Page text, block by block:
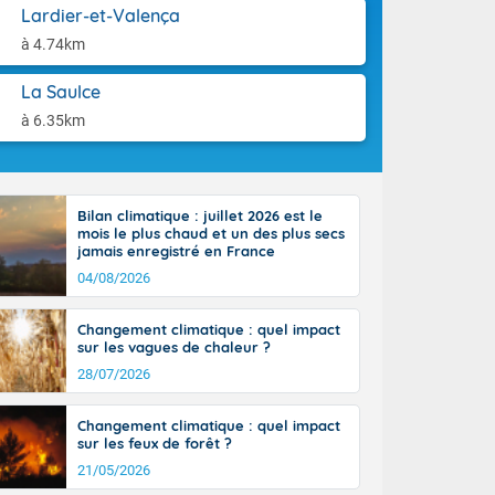
Lardier-et-Valença
à 4.74km
La Saulce
à 6.35km
moins
25 à 30
35 degrés
jusque
la Corse.
Pyrénées,
marge de
de la
En soirée,
sur
22 à 24,
sur le
hors côtes
38 ou 39
Bilan climatique : juillet 2026 est le
mois le plus chaud et un des plus secs
jamais enregistré en France
04/08/2026
Changement climatique : quel impact
sur les vagues de chaleur ?
28/07/2026
Changement climatique : quel impact
sur les feux de forêt ?
21/05/2026